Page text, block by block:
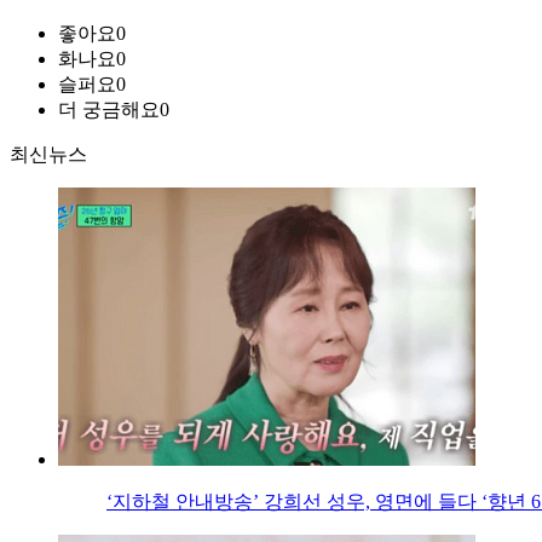
좋아요0
화나요0
슬퍼요0
더 궁금해요0
최신뉴스
‘지하철 안내방송’ 강희선 성우, 영면에 들다 ‘향년